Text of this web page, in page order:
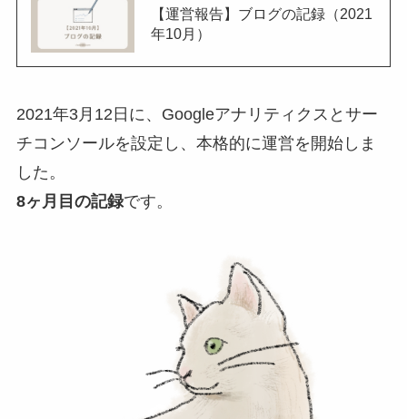
【運営報告】ブログの記録（2021
年10月）
2021年3月12日に、Googleアナリティクスとサー
チコンソールを設定し、本格的に運営を開始しま
した。
8ヶ月目の記録です。